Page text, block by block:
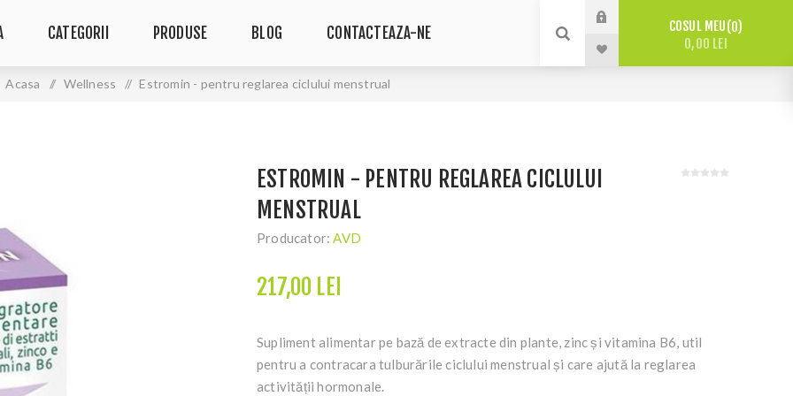
CATEGORII PRODUSE BLOG CONTACTEAZA-NE COSUL MEU 0
0,00 LEI
Acasa / Wellness / Estromin - pentru reglarea ciclului menstrual
ESTROMIN - PENTRU REGLAREA CICLULUI
MENSTRUAL
Producator: AVD
217,00 LEI
Supliment alimentar pe bază de extracte din plante, zinc și vitamina B6, util
pentru a contracara tulburările ciclului menstrual și care ajută la reglarea
activității hormonale.